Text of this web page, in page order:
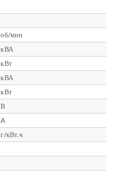
об/мин
кВА
кВт
кВА
кВт
В
A
г/кВт.ч